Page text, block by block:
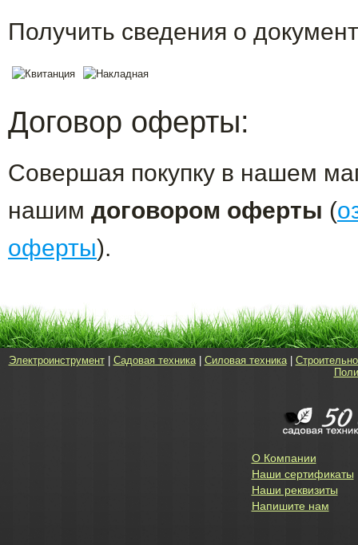
Получить сведения о
Договор оферты:
Совершая покупку в нашем
нашим договором оферты (
оферты).
Электроинструмент| Садовая техника| Силовая техника|
О Компании
Наши сертификаты
Наши реквизиты
Напишите нам